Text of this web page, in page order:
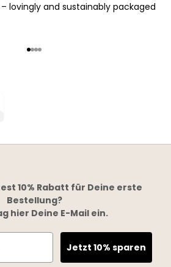
– lovingly and sustainably packaged
Go to item 1
Go to item 2
Go to item 3
Go to item 4
10% Rabatt für Deine erste
Bestellung?
hier Deine E-Mail ein.
Jetzt 10% sparen